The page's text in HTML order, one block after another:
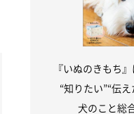
『いぬのきもち
“知りたい”“伝
犬のこと総